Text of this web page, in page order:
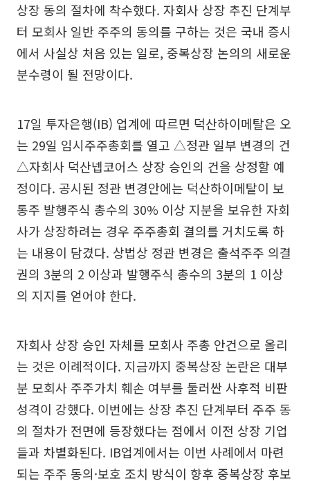
상장 동의 절차에 착수했다. 자회사 상장 추진 단계부
터 모회사 일반 주주의 동의를 구하는 것은 국내 증시
에서 사실상 처음 있는 일로, 중복상장 논의의 새로운
분수령이 될 전망이다.
17일 투자은행(IB) 업계에 따르면 덕산하이메탈은 오
는 29일 임시주주총회를 열고 △정관 일부 변경의 건
△자회사 덕산넵코어스 상장 승인의 건을 상정할 예
정이다. 공시된 정관 변경안에는 덕산하이메탈이 보
통주 발행주식 총수의 30% 이상 지분을 보유한 자회
사가 상장하려는 경우 주주총회 결의를 거치도록 하
는 내용이 담겼다. 상법상 정관 변경은 출석주주 의결
권의 3분의 2 이상과 발행주식 총수의 3분의 1 이상
의 지지를 얻어야 한다.
자회사 상장 승인 자체를 모회사 주총 안건으로 올리
는 것은 이례적이다. 지금까지 중복상장 논란은 대부
분 모회사 주주가치 훼손 여부를 둘러싼 사후적 비판
성격이 강했다. 이번에는 상장 추진 단계부터 주주 동
의 절차가 전면에 등장했다는 점에서 이전 상장 기업
들과 차별화된다. IB업계에서는 이번 사례에서 마련
되는 주주 동의·보호 조치 방식이 향후 중복상장 후보